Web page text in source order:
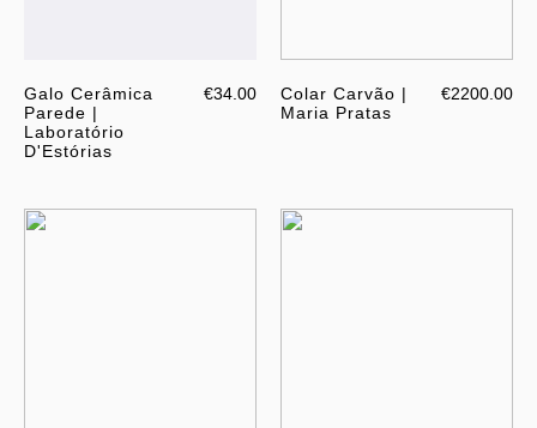
Galo Cerâmica
Parede |
Laboratório
D'Estórias
€34.00
Colar Carvão |
Maria Pratas
€2200.00